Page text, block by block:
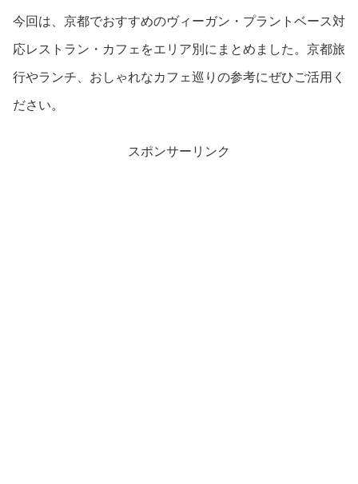
今回は、京都でおすすめのヴィーガン・プラントベース対
応レストラン・カフェをエリア別にまとめました。京都旅
行やランチ、おしゃれなカフェ巡りの参考にぜひご活用く
ださい。
スポンサーリンク